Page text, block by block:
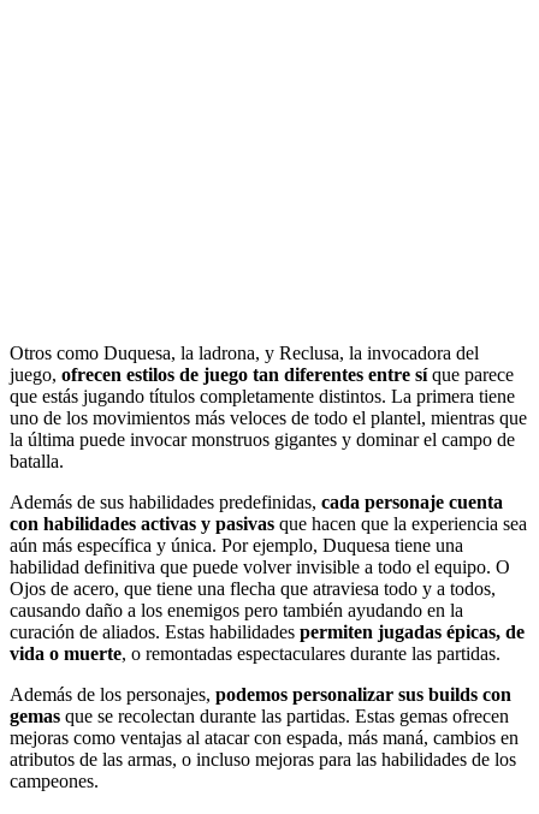
Otros como Duquesa, la ladrona, y Reclusa, la invocadora del
juego, ofrecen estilos de juego tan diferentes entre síque parece
que estás jugando títulos completamente distintos. La primera tiene
uno de los movimientos más veloces de todo el plantel, mientras que
la última puede invocar monstruos gigantes y dominar el campo de
batalla.
Además de sus habilidades predefinidas, cada personaje cuenta
con habilidades activas y pasivas que hacen que la experiencia sea
aún más específica y única. Por ejemplo, Duquesa tiene una
habilidad definitiva que puede volver invisible a todo el equipo. O
Ojos de acero, que tiene una flecha que atraviesa todo y a todos,
causando daño a los enemigos pero también ayudando en la
curación de aliados. Estas habilidades permiten jugadas épicas, de
vida o muerte, o remontadas espectaculares durante las partidas.
Además de los personajes, podemos personalizar sus builds con
gemas que se recolectan durante las partidas. Estas gemas ofrecen
mejoras como ventajas al atacar con espada, más maná, cambios en
atributos de las armas, o incluso mejoras para las habilidades de los
campeones.